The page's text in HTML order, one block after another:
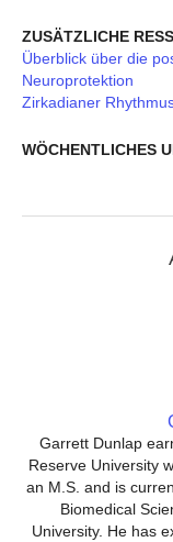
ZUSÄTZLICHE
Überblick über die
Neuroprotektion
Zirkadianer
WÖCHENTLICHES
Garrett Dunlap
Reserve University
an M.S. and is
Biomedical
University. He has